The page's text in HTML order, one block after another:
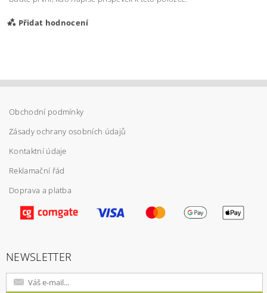
Přidat hodnocení
Vložením hodnocení souhlasíte spodmínkami
ochrany osobních údajů
Obchodní podmínky
Zásady ochrany osobních údajů
Kontaktní údaje
Reklamační řád
Doprava a platba
NEWSLETTER